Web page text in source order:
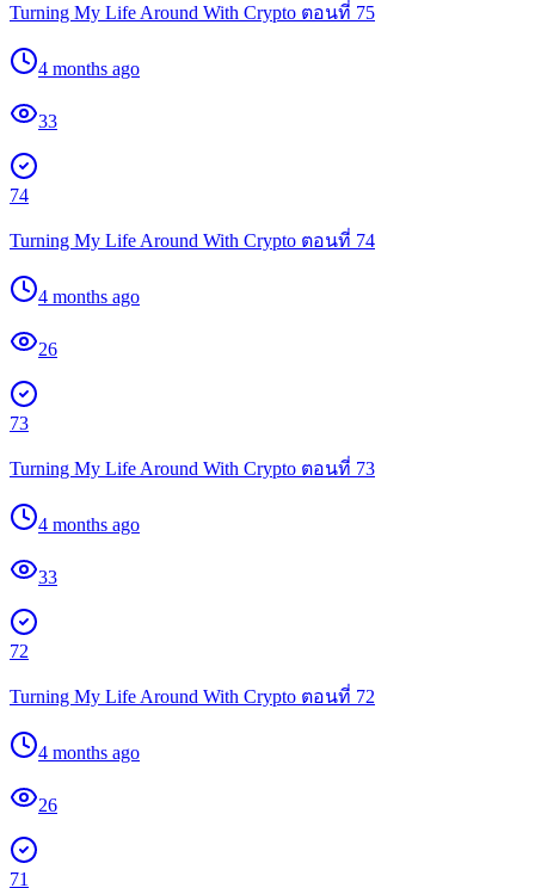
Turning My Life Around With Crypto ตอนที่ 75
4 months ago
33
74
Turning My Life Around With Crypto ตอนที่ 74
4 months ago
26
73
Turning My Life Around With Crypto ตอนที่ 73
4 months ago
33
72
Turning My Life Around With Crypto ตอนที่ 72
4 months ago
26
71